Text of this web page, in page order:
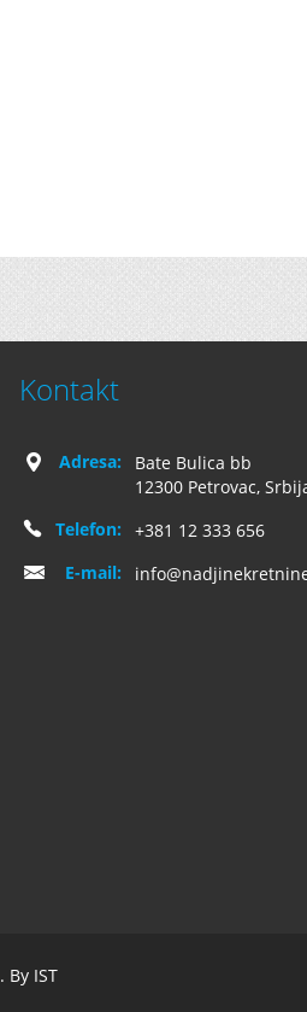
Kontakt
Adresa:
Bate Bulica bb
12300 Petrovac,
Telefon:
+381 12 333 656
E-mail:
. By IST